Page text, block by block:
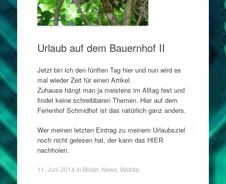
Urlaub auf dem Bauernhof II
Jetzt bin ich den fünften Tag hier und nun wird es
mal wieder Zeit für einen Artikel.
Zuhause hängt man ja meistens im Alltag fest und
findet keine schreibbaren Themen. Hier auf dem
Ferienhof Schmidhof ist das natürlich ganz anders.
Wer meinen letzten Eintrag zu meinem Urlaubsziel
noch nicht gelesen hat, der kann das HIER
nachholen.
11. Juni 2014 in Bilder, News, Webtip